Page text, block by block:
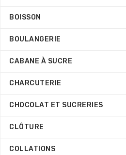
BOISSON
BOULANGERIE
CABANE À SUCRE
CHARCUTERIE
CHOCOLAT ET SUCRERIES
CLÔTURE
COLLATIONS